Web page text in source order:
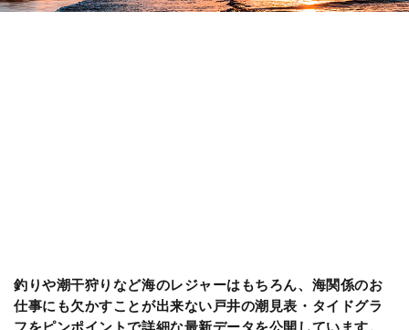
釣りや潮干狩りなど海のレジャーはもちろん、海関係のお
仕事にも欠かすことが出来ない戸井の潮見表・タイドグラ
フをピンポイントで詳細な最新データを公開しています。